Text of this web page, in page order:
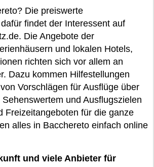
Die preiswerte
findet der Interessent auf
Die Angebote der
und lokalen Hotels,
richten sich vor allem an
Dazu kommen Hilfestellungen
Vorschlägen für Ausflüge über
und Ausflugszielen
Freizeitangeboten für die ganze
alles in Bacchereto einfach online
und viele Anbieter für